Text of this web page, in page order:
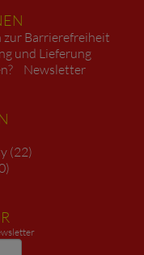
Barrierefreiheit
und Lieferung
Newsletter
(22)